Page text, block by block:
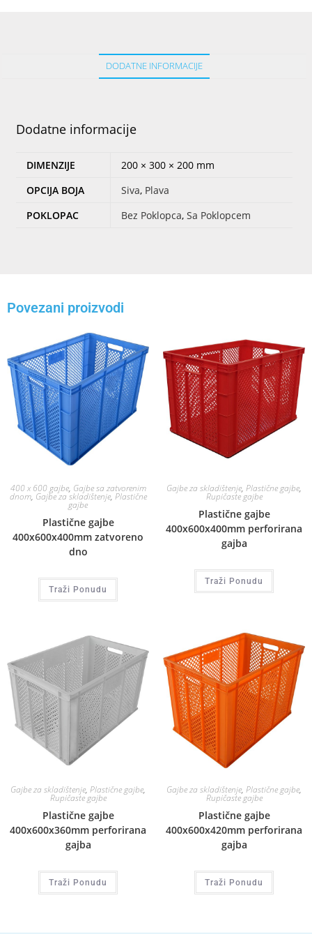
DODATNE INFORMACIJE
Dodatne informacije
DIMENZIJE
200 × 300 × 200 mm
OPCIJA BOJA
Siva, Plava
POKLOPAC
Bez Poklopca, Sa Poklopcem
Povezani proizvodi
400 x 600 gajbe, Gajbe sa zatvorenim
dnom, Gajbe za skladištenje, Plastične
gajbe
Plastične gajbe
400x600x400mm zatvoreno
dno
Traži Ponudu
Gajbe za skladištenje, Plastične gajbe,
Rupičaste gajbe
Plastične gajbe
400x600x400mm perforirana
gajba
Traži Ponudu
Gajbe za skladištenje, Plastične gajbe,
Rupičaste gajbe
Plastične gajbe
400x600x360mm perforirana
gajba
Traži Ponudu
Gajbe za skladištenje, Plastične gajbe,
Rupičaste gajbe
Plastične gajbe
400x600x420mm perforirana
gajba
Traži Ponudu